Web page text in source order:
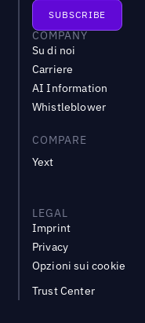
COMPANY
Su di noi
Carriere
AI Information
Whistleblower
COMPARE
Yext
LEGAL
Imprint
Privacy
Opzioni sui cookie
Trust Center